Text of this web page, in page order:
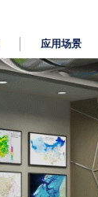
应用场景